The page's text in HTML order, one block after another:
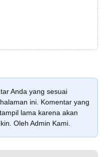
Anda yang sesuai
ini. Komentar yang
lama karena akan
Oleh Admin Kami.